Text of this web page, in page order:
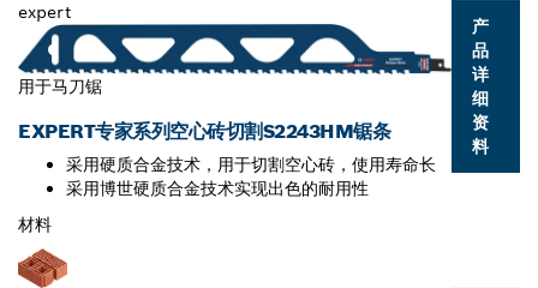
expert
用于马刀锯
EXPERT专家系列空心砖切割S2243HM锯条
采用硬质合金技术，用于切割空心砖，使用寿命长
采用博世硬质合金技术实现出色的耐用性
材料
产
品
详
细
资
料